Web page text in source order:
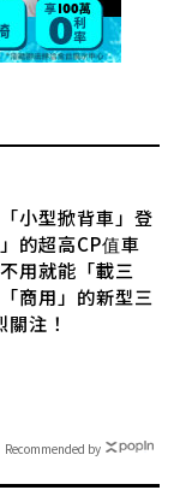
小型掀背車」登
的超高CP值車
用就能「載三
商用」的新型三
注！
Recommended by